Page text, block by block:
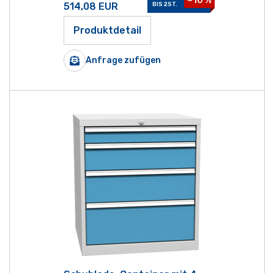
514,08 EUR
BIS 2ST.
Produktdetail
Anfrage zufügen